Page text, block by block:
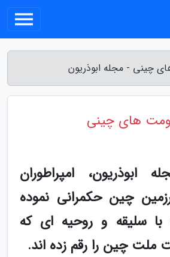
چینی - مجله ابوذریون
های چینی
ابوذریون، امپراطوران
چین حکمرانی نموده
سلیقه و روحیه ای که
ملت چین را رقم زده اند.